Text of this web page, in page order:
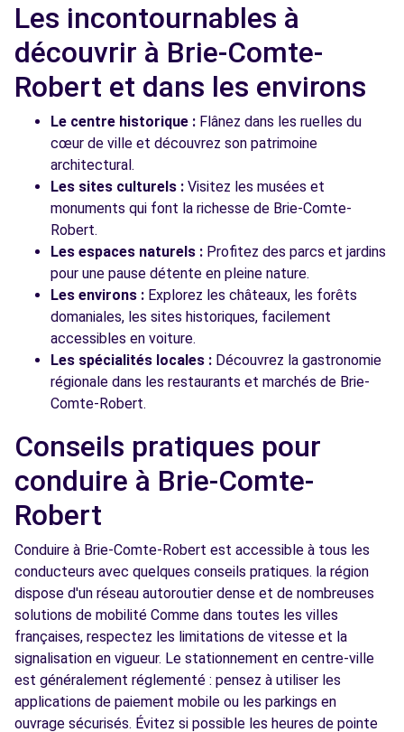
Les incontournables à
découvrir à Brie-Comte-
Robert et dans les environs
Le centre historique : Flânez dans les ruelles du
cœur de ville et découvrez son patrimoine
architectural.
Les sites culturels : Visitez les musées et
monuments qui font la richesse de Brie-Comte-
Robert.
Les espaces naturels : Profitez des parcs et jardins
pour une pause détente en pleine nature.
Les environs : Explorez les châteaux, les forêts
domaniales, les sites historiques, facilement
accessibles en voiture.
Les spécialités locales : Découvrez la gastronomie
régionale dans les restaurants et marchés de Brie-
Comte-Robert.
Conseils pratiques pour
conduire à Brie-Comte-
Robert
Conduire à Brie-Comte-Robert est accessible à tous les
conducteurs avec quelques conseils pratiques. la région
dispose d'un réseau autoroutier dense et de nombreuses
solutions de mobilité Comme dans toutes les villes
françaises, respectez les limitations de vitesse et la
signalisation en vigueur. Le stationnement en centre-ville
est généralement réglementé : pensez à utiliser les
applications de paiement mobile ou les parkings en
ouvrage sécurisés. Évitez si possible les heures de pointe